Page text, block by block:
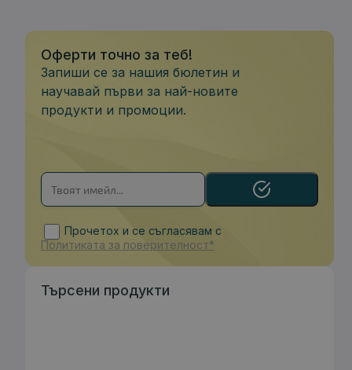
Оферти точно за теб!
Запиши се за нашия бюлетин и
научавай първи за най-новите
продукти и промоции.
Прочетох и се съгласявам с
Политиката за поверителност*
Търсени продукти